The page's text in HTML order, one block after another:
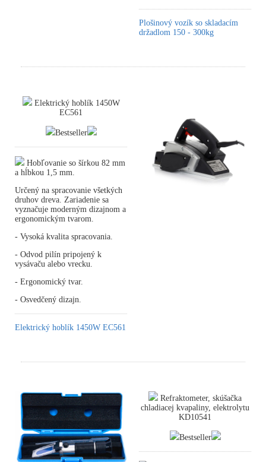
Plošinový vozík so skladacím
držadlom 150 - 300kg
Elektrický hoblík 1450W
EC561
Bestseller
Hobľovanie so šírkou 82 mm
a hĺbkou 1,5 mm.
Určený na spracovanie všetkých
druhov dreva. Zariadenie sa
vyznačuje moderným dizajnom a
ergonomickým tvarom.
- Vysoká kvalita spracovania.
- Odvod pilín pripojený k
vysávaču alebo vrecku.
- Ergonomický tvar.
- Osvedčený dizajn.
Elektrický hoblík 1450W EC561
Refraktometer, skúšačka
chladiacej kvapaliny, elektrolytu
KD10541
Bestseller